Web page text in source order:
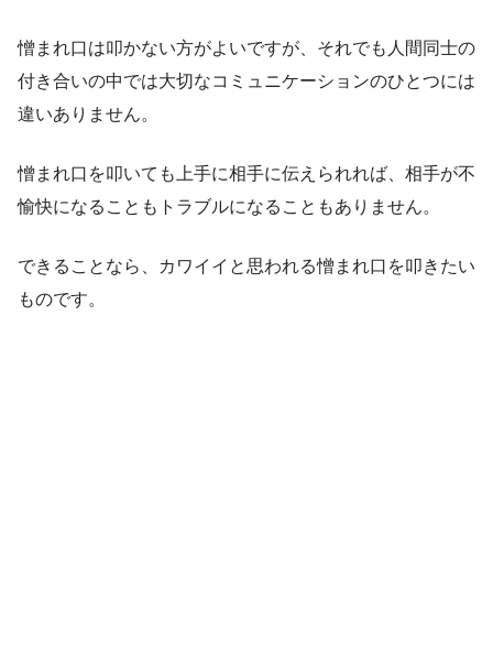
憎まれ口は叩かない方がよいですが、それでも人間同士の
付き合いの中では大切なコミュニケーションのひとつには
違いありません。
憎まれ口を叩いても上手に相手に伝えられれば、相手が不
愉快になることもトラブルになることもありません。
できることなら、カワイイと思われる憎まれ口を叩きたい
ものです。